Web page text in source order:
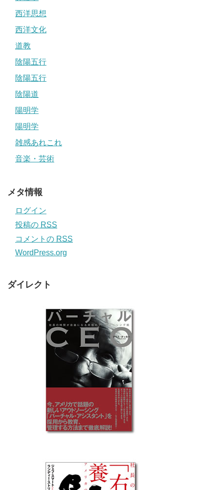
西洋思想
西洋文化
道教
陰陽五行
陰陽五行
陰陽道
陽明学
陽明学
雑感あれこれ
音楽・芸術
メタ情報
ログイン
投稿の RSS
コメントの RSS
WordPress.org
ダイレクト